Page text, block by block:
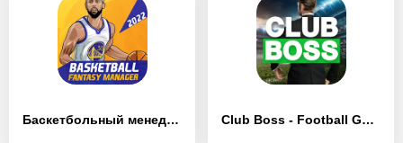
Баскетбольный менеджер фэнтези - [MOD Бесконечные монеты] Club Boss - Football Game - [MOD Бесконечные монеты]